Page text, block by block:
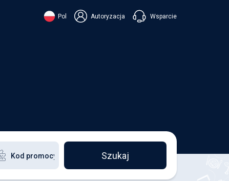
Pol Autoryzacja Wsparcie
Czatuj w Messengerze
Szukaj